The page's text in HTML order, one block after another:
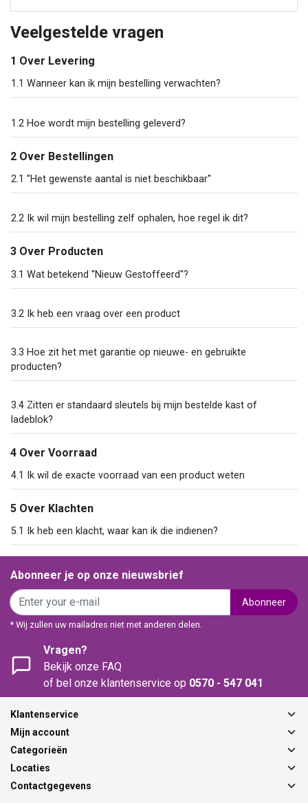
Veelgestelde vragen
1 Over Levering
1.1 Wanneer kan ik mijn bestelling verwachten?
1.2 Hoe wordt mijn bestelling geleverd?
2 Over Bestellingen
2.1 ''Het gewenste aantal is niet beschikbaar''
2.2 Ik wil mijn bestelling zelf ophalen, hoe regel ik dit?
3 Over Producten
3.1 Wat betekend ''Nieuw Gestoffeerd''?
3.2 Ik heb een vraag over een product
3.3 Hoe zit het met garantie op nieuwe- en gebruikte
producten?
3.4 Zitten er standaard sleutels bij mijn bestelde kast of
ladeblok?
4 Over Voorraad
4.1 Ik wil de exacte voorraad van een product weten
5 Over Klachten
5.1 Ik heb een klacht, waar kan ik die indienen?
Abonneer je op onze nieuwsbrief
Abonneer
* Wij zullen uw mailadres niet met anderen delen.
Vragen?
Bekijk onze FAQ
of bel onze klantenservice op 0570 - 547 041
Klantenservice
Mijn account
Categorieën
Locaties
Contactgegevens